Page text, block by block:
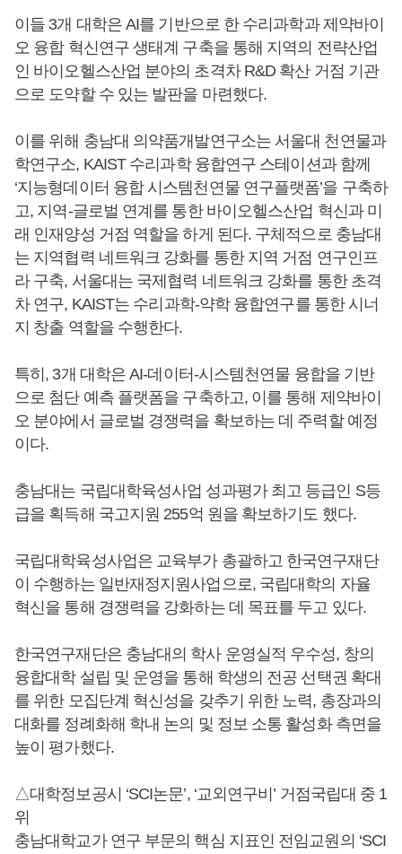
이들 3개 대학은 AI를 기반으로 한 수리과학과 제약바이
오 융합 혁신연구 생태계 구축을 통해 지역의 전략산업
인 바이오헬스산업 분야의 초격차 R&D 확산 거점 기관
으로 도약할 수 있는 발판을 마련했다.
이를 위해 충남대 의약품개발연구소는 서울대 천연물과
학연구소, KAIST 수리과학 융합연구 스테이션과 함께
‘지능형데이터 융합 시스템천연물 연구플랫폼’을 구축하
고, 지역-글로벌 연계를 통한 바이오헬스산업 혁신과 미
래 인재양성 거점 역할을 하게 된다. 구체적으로 충남대
는 지역협력 네트워크 강화를 통한 지역 거점 연구인프
라 구축, 서울대는 국제협력 네트워크 강화를 통한 초격
차 연구, KAIST는 수리과학-약학 융합연구를 통한 시너
지 창출 역할을 수행한다.
특히, 3개 대학은 AI-데이터-시스템천연물 융합을 기반
으로 첨단 예측 플랫폼을 구축하고, 이를 통해 제약바이
오 분야에서 글로벌 경쟁력을 확보하는 데 주력할 예정
이다.
충남대는 국립대학육성사업 성과평가 최고 등급인 S등
급을 획득해 국고지원 255억 원을 확보하기도 했다.
국립대학육성사업은 교육부가 총괄하고 한국연구재단
이 수행하는 일반재정지원사업으로, 국립대학의 자율
혁신을 통해 경쟁력을 강화하는 데 목표를 두고 있다.
한국연구재단은 충남대의 학사 운영실적 우수성, 창의
융합대학 설립 및 운영을 통해 학생의 전공 선택권 확대
를 위한 모집단계 혁신성을 갖추기 위한 노력, 총장과의
대화를 정례화해 학내 논의 및 정보 소통 활성화 측면을
높이 평가했다.
△대학정보공시 ‘SCI논문’, ‘교외연구비’ 거점국립대 중 1
위
충남대학교가 연구 부문의 핵심 지표인 전임교원의 ‘SCI